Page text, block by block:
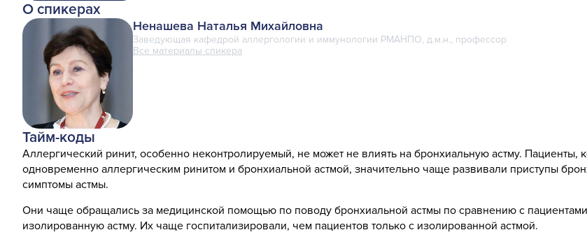
О спикерах
Ненашева Наталья Михайловна
Заведующая кафедрой аллергологии и иммунологии РМАНПО, д.м.н., профессор
Все материалы спикера
Тайм-коды
Аллергический ринит, особенно неконтролируемый, не может не влиять на бронхиальную астму. Пациенты,
одновременно аллергическим ринитом и бронхиальной астмой, значительно чаще развивали приступы
симптомы астмы.
Они чаще обращались за медицинской помощью по поводу бронхиальной астмы по сравнению с
изолированную астму. Их чаще госпитализировали, чем пациентов только с изолированной астмой.